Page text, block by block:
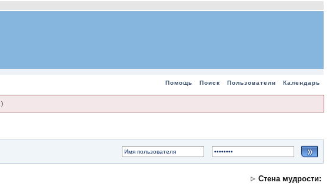
Помощь Поиск Пользователи Календарь
)
Стена мудрости: